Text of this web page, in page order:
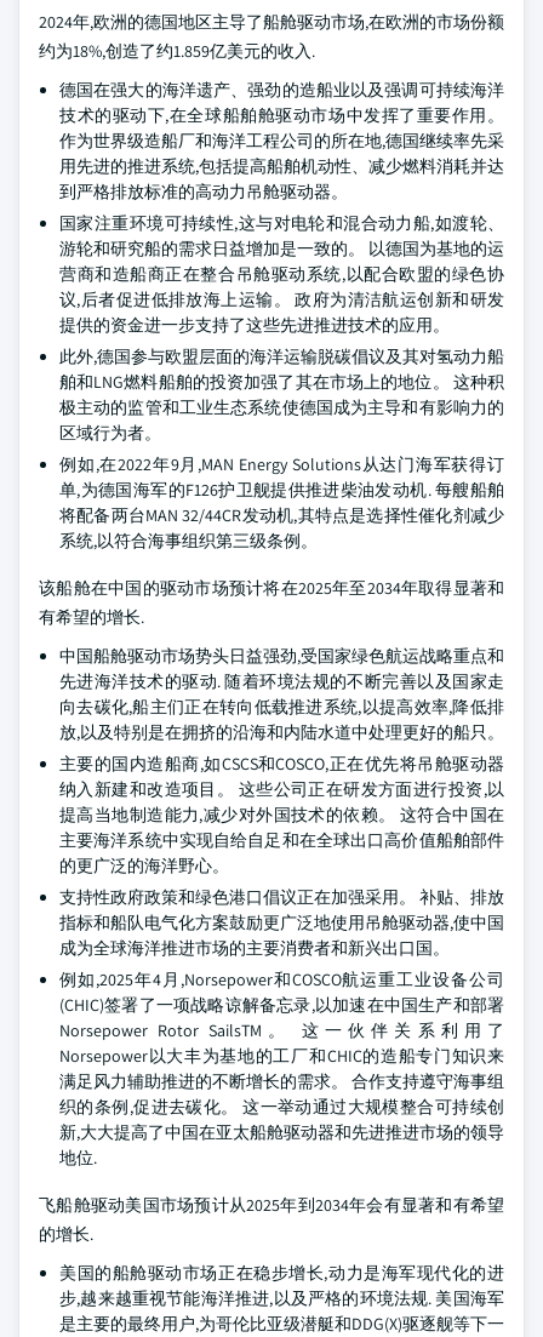
2024年,欧洲的德国地区主导了船舱驱动市场,在欧洲的市场份额
约为18%,创造了约1.859亿美元的收入.
德国在强大的海洋遗产、强劲的造船业以及强调可持续海洋
技术的驱动下,在全球船舶舱驱动市场中发挥了重要作用。
作为世界级造船厂和海洋工程公司的所在地,德国继续率先采
用先进的推进系统,包括提高船舶机动性、减少燃料消耗并达
到严格排放标准的高动力吊舱驱动器。
国家注重环境可持续性,这与对电轮和混合动力船,如渡轮、
游轮和研究船的需求日益增加是一致的。 以德国为基地的运
营商和造船商正在整合吊舱驱动系统,以配合欧盟的绿色协
议,后者促进低排放海上运输。 政府为清洁航运创新和研发
提供的资金进一步支持了这些先进推进技术的应用。
此外,德国参与欧盟层面的海洋运输脱碳倡议及其对氢动力船
舶和LNG燃料船舶的投资加强了其在市场上的地位。 这种积
极主动的监管和工业生态系统使德国成为主导和有影响力的
区域行为者。
例如,在2022年9月,MAN Energy Solutions从达门海军获得订
单,为德国海军的F126护卫舰提供推进柴油发动机. 每艘船舶
将配备两台MAN 32/44CR发动机,其特点是选择性催化剂减少
系统,以符合海事组织第三级条例。
该船舱在中国的驱动市场预计将在2025年至2034年取得显著和
有希望的增长.
中国船舱驱动市场势头日益强劲,受国家绿色航运战略重点和
先进海洋技术的驱动. 随着环境法规的不断完善以及国家走
向去碳化,船主们正在转向低载推进系统,以提高效率,降低排
放,以及特别是在拥挤的沿海和内陆水道中处理更好的船只。
主要的国内造船商,如CSCS和COSCO,正在优先将吊舱驱动器
纳入新建和改造项目。 这些公司正在研发方面进行投资,以
提高当地制造能力,减少对外国技术的依赖。 这符合中国在
主要海洋系统中实现自给自足和在全球出口高价值船舶部件
的更广泛的海洋野心。
支持性政府政策和绿色港口倡议正在加强采用。 补贴、排放
指标和船队电气化方案鼓励更广泛地使用吊舱驱动器,使中国
成为全球海洋推进市场的主要消费者和新兴出口国。
例如,2025年4月,Norsepower和COSCO航运重工业设备公司
(CHIC)签署了一项战略谅解备忘录,以加速在中国生产和部署
Norsepower Rotor SailsTM。 这一伙伴关系利用了
Norsepower以大丰为基地的工厂和CHIC的造船专门知识来
满足风力辅助推进的不断增长的需求。 合作支持遵守海事组
织的条例,促进去碳化。 这一举动通过大规模整合可持续创
新,大大提高了中国在亚太船舱驱动器和先进推进市场的领导
地位.
飞船舱驱动美国市场预计从2025年到2034年会有显著和有希望
的增长.
美国的船舱驱动市场正在稳步增长,动力是海军现代化的进
步,越来越重视节能海洋推进,以及严格的环境法规. 美国海军
是主要的最终用户,为哥伦比亚级潜艇和DDG(X)驱逐舰等下一